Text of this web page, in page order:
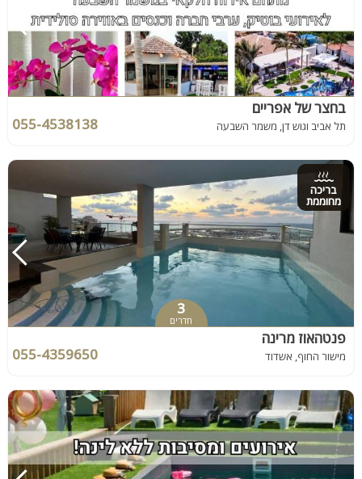
בחצר של אפריים
תל אביב וגוש דן, משמר השבעה 055-4538138
בריכה
מחוממת
3
חדרים
פנטהאוז מרינה
מישור החוף, אשדוד 055-4359650